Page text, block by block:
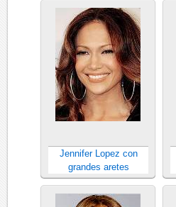
Jennifer Lopez con
grandes aretes